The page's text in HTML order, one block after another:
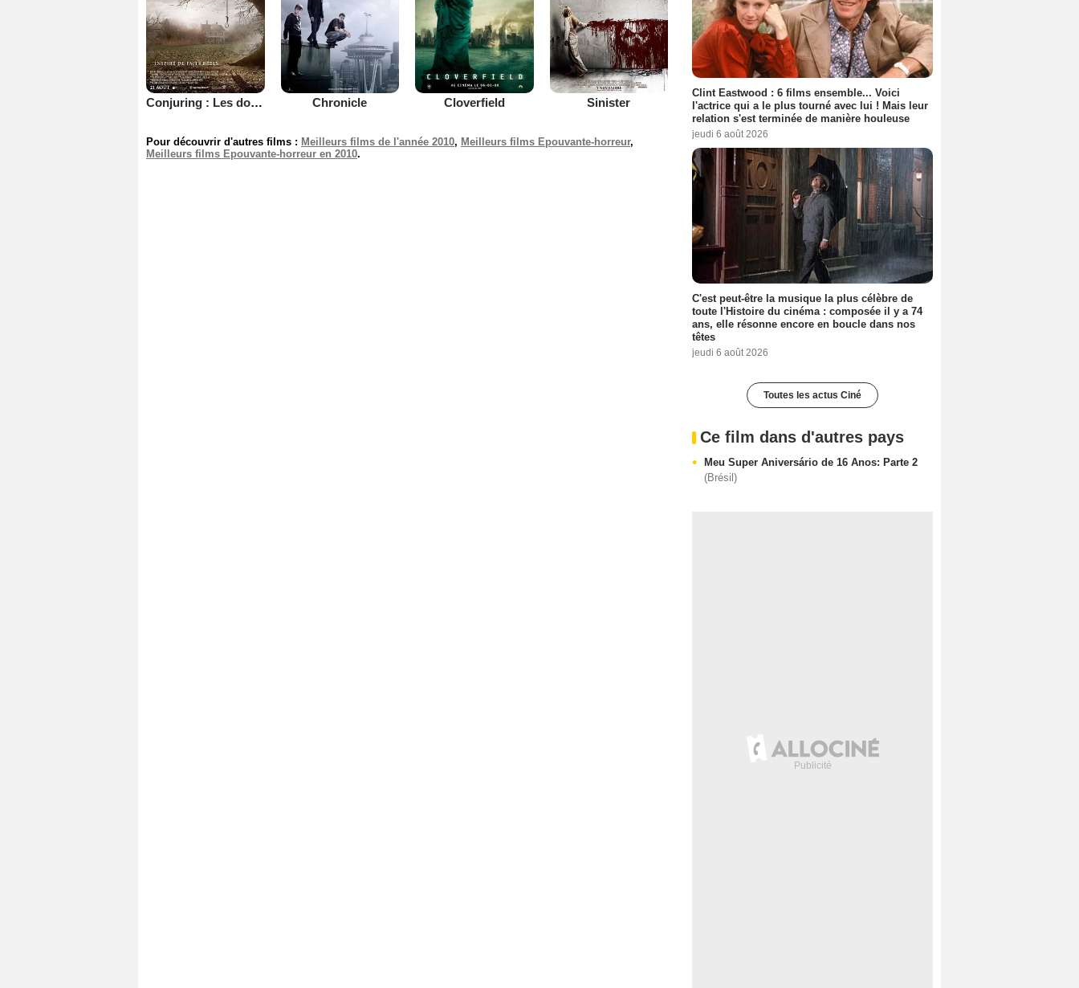
Conjuring : Les dossiers Warren Chronicle Cloverfield Sinister
Pour découvrir d'autres films : Meilleurs films de l'année 2010, Meilleurs films Epouvante-horreur,
Meilleurs films Epouvante-horreur en 2010.
Clint Eastwood : 6 films ensemble... Voici
l'actrice qui a le plus tourné avec lui ! Mais leur
relation s'est terminée de manière houleuse
jeudi 6 août 2026
C'est peut-être la musique la plus célèbre de
toute l'Histoire du cinéma : composée il y a 74
ans, elle résonne encore en boucle dans nos
têtes
jeudi 6 août 2026
Toutes les actus Ciné
Ce film dans d'autres pays
Meu Super Aniversário de 16 Anos: Parte 2
(Brésil)